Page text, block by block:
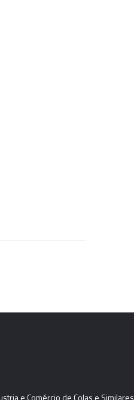
e Comércio de Colas e Similares